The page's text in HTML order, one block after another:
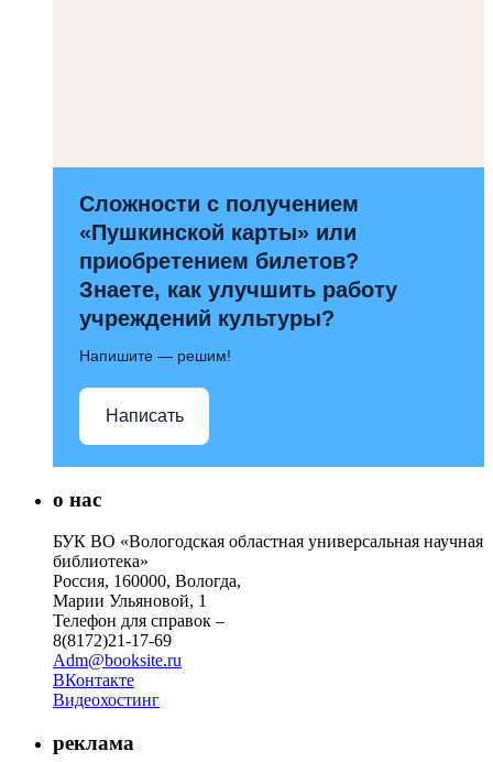
Сложности с получением
«Пушкинской карты» или
приобретением билетов?
Знаете, как улучшить работу
учреждений культуры?
Напишите — решим!
Написать
о нас
БУК ВО «Вологодская областная универсальная научная
библиотека»
Россия, 160000, Вологда,
Марии Ульяновой, 1
Телефон для справок –
8(8172)21-17-69
Adm@booksite.ru
ВКонтакте
Видеохостинг
реклама